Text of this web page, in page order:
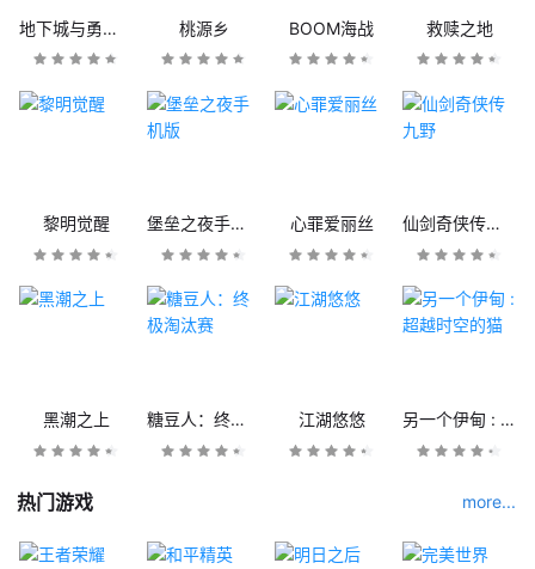
地下城与勇士M 桃源乡 BOOM海战 救赎之地
黎明觉醒 堡垒之夜手机版 心罪爱丽丝 仙剑奇侠传九野
黑潮之上 糖豆人：终极淘汰赛 江湖悠悠 另一个伊甸 : 超越时空的猫
热门游戏 more...